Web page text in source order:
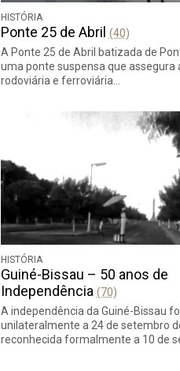
HISTÓRIA
Ponte 25 de Abril (40)
A Ponte 25 de Abril batizada de
uma ponte suspensa que assegura
rodoviária e ferroviária…
HISTÓRIA
Guiné-Bissau – 50 anos de
Independência (70)
A independência da Guiné-Bissau
unilateralmente a 24 de setembro
reconhecida formalmente a 10 de